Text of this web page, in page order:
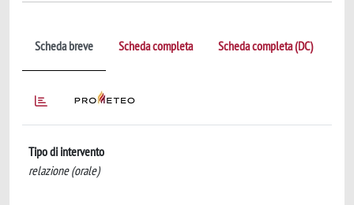
Scheda breve Scheda completa Scheda completa (DC)
Tipo di intervento
relazione (orale)